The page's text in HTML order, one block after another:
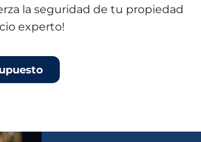
la seguridad de tu propiedad
experto!